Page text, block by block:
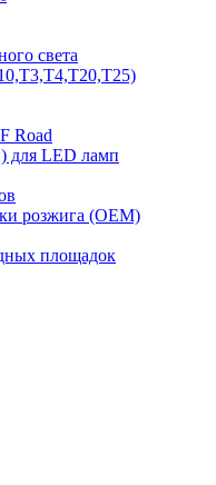
света
Road
для LED ламп
розжига (OEM)
площадок